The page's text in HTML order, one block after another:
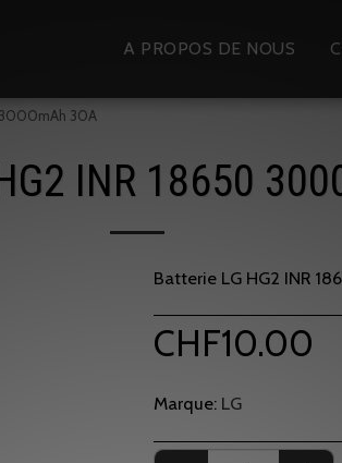
A PROPOS DE NOUS
3000mAh 30A
INR 18650
Batterie LG HG2 INR
CHF10.00
Marque: LG